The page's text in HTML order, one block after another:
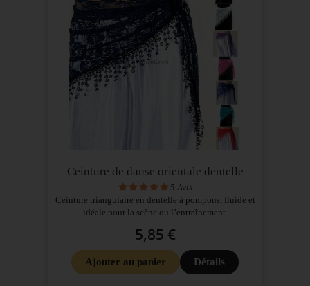
Ceinture de danse orientale dentelle
5 Avis
Ceinture triangulaire en dentelle à pompons, fluide et
idéale pour la scène ou l’entraînement.
5,85 €
Ajouter au panier Détails